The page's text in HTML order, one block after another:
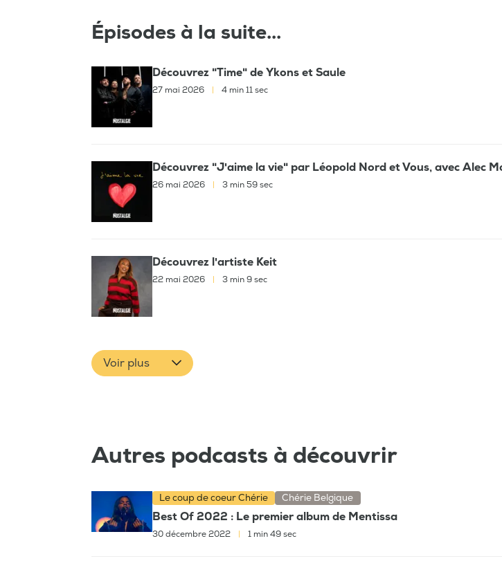
Épisodes à la suite...
Découvrez "Time" de Ykons et Saule
27 mai 2026 4 min 11 sec
Découvrez "J'aime la vie" par Léopold Nord et Vous, avec Alec
26 mai 2026 3 min 59 sec
Découvrez l'artiste Keit
22 mai 2026 3 min 9 sec
Voir plus
Autres podcasts à découvrir
Le coup de coeur Chérie Chérie Belgique
Best Of 2022 : Le premier album de Mentissa
30 décembre 2022 1 min 49 sec